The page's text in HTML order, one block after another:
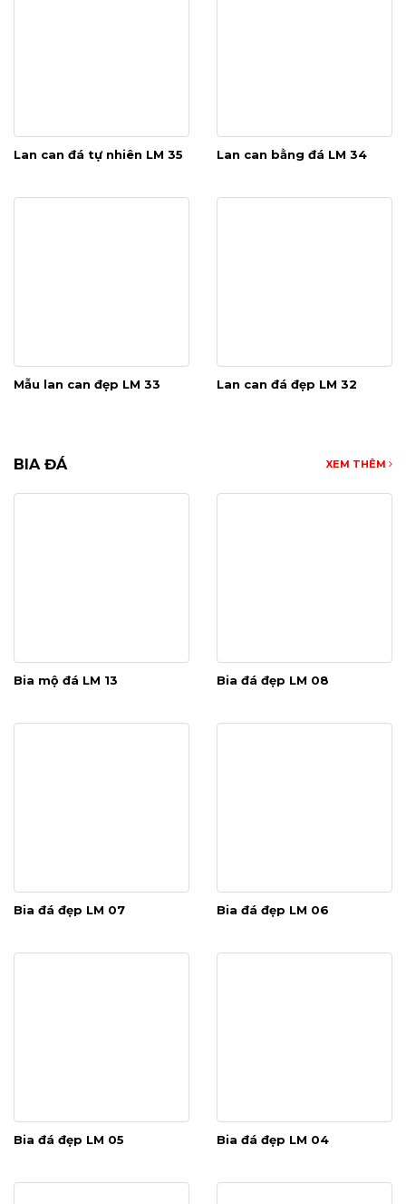
Lan can đá tự nhiên LM 35 Lan can bằng đá LM 34
Mẫu lan can đẹp LM 33 Lan can đá đẹp LM 32
BIA ĐÁ XEM THÊM
Bia mộ đá LM 13 Bia đá đẹp LM 08
Bia đá đẹp LM 07 Bia đá đẹp LM 06
Bia đá đẹp LM 05 Bia đá đẹp LM 04